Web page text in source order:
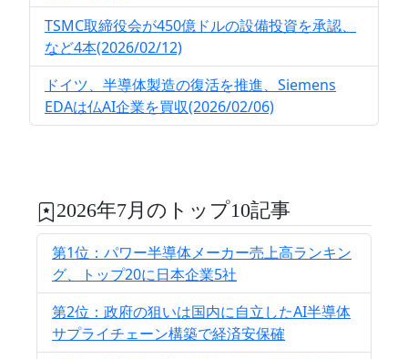
TSMC取締役会が450億ドルの設備投資を承認、
など4本(2026/02/12)
ドイツ、半導体製造の復活を推進、Siemens
EDAは仏AI企業を買収(2026/02/06)
2026年7月のトップ10記事
第1位：パワー半導体メーカー売上高ランキン
グ、トップ20に日本企業5社
第2位：政府の狙いは国内に自立したAI半導体
サプライチェーン構築で経済安保確